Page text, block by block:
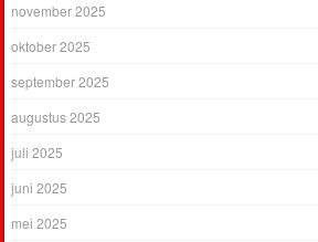
november 2025
oktober 2025
september 2025
augustus 2025
juli 2025
juni 2025
mei 2025